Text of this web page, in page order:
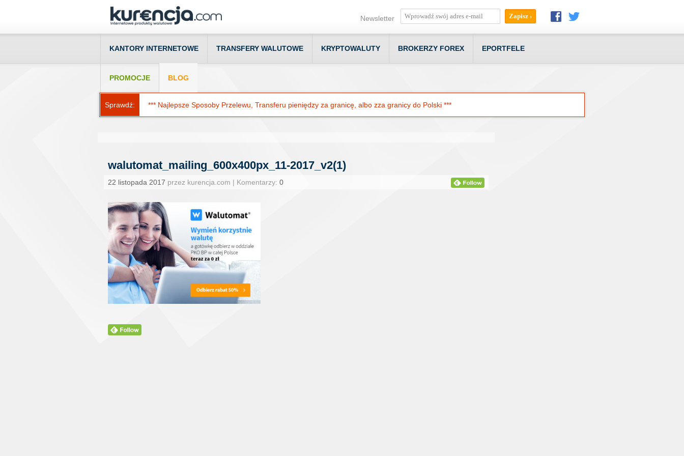
Newsletter
KANTORY INTERNETOWE TRANSFERY WALUTOWE KRYPTOWALUTY BROKERZY FOREX EPORTFELE
PROMOCJE BLOG
Sprawdź: *** Najlepsze Sposoby Przelewu, Transferu pieniędzy za granicę, albo zza granicy do Polski ***
walutomat_mailing_600x400px_11-2017_v2(1)
22 listopada 2017 przez kurencja.com | Komentarzy: 0